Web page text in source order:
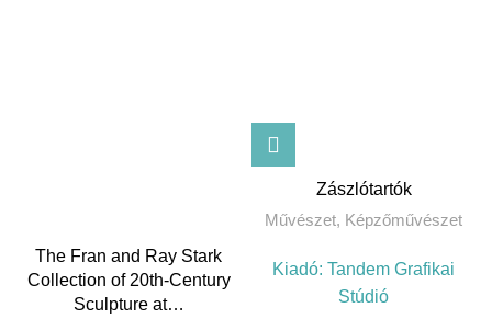
The Fran and Ray Stark
Collection of 20th-Century
Sculpture at…
Zászlótartók
Művészet, Képzőművészet
Kiadó: Tandem Grafikai
Stúdió